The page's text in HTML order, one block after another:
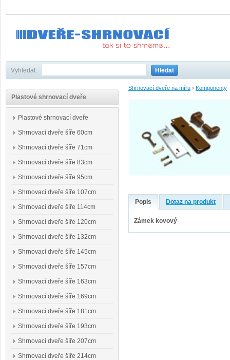
Vyhledat: Hledat
Shrnovací dveře na míru › Komponenty
Popis Dotaz na produkt
Zámek kovový
Plastové shrnovací dveře
Plastové shrnovací dveře
Shrnovací dveře šíře 60cm
Shrnovací dveře šíře 71cm
Shrnovací dveře šíře 83cm
Shrnovací dveře šíře 95cm
Shrnovací dveře šíře 107cm
Shrnovací dveře šíře 114cm
Shrnovací dveře šíře 120cm
Shrnovací dveře šíře 132cm
Shrnovací dveře šíře 145cm
Shrnovací dveře šíře 157cm
Shrnovací dveře šíře 163cm
Shrnovací dveře šíře 169cm
Shrnovací dveře šíře 181cm
Shrnovací dveře šíře 193cm
Shrnovací dveře šíře 207cm
Shrnovací dveře šíře 214cm